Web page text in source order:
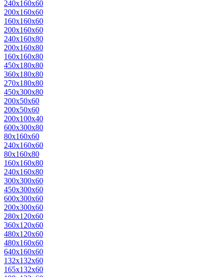
240x160x60
200х160х60
160х160х60
200x160x60
240x160x80
200x160x80
160x160x80
450x180x80
360х180х80
270х180х80
450x300x80
200x50x60
200х50х60
200х100x40
600х300х80
80х160х60
240х160х60
80х160х80
160х160х80
240х160х80
300х300х60
450х300х60
600х300х60
200х300х60
280х120х60
360х120х60
480х120х60
480х160х60
640х160х60
132х132х60
165х132х60